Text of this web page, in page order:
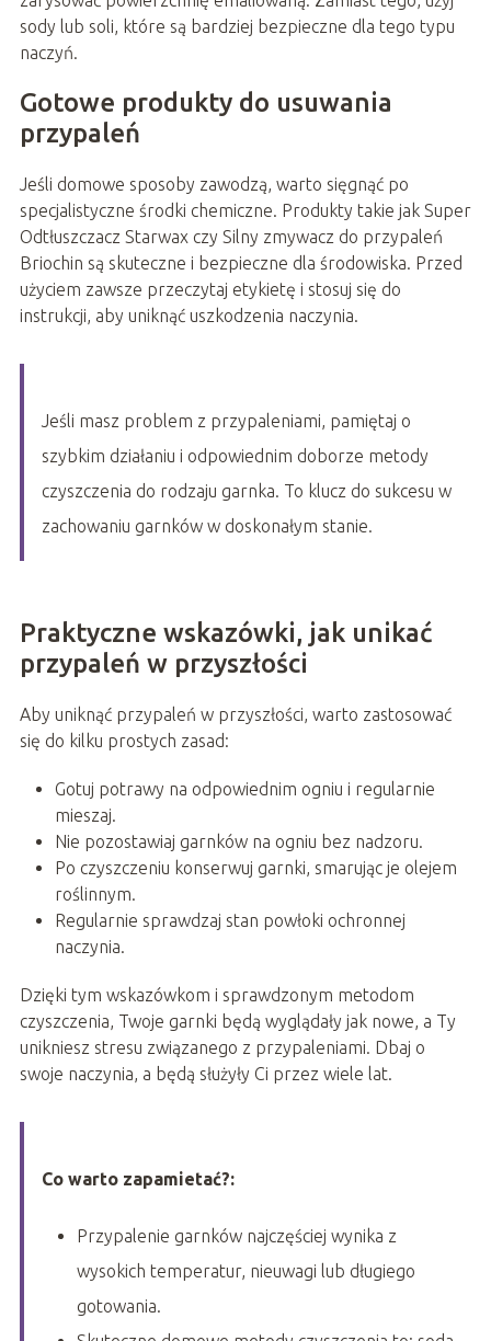
sody lub soli, które są bardziej bezpieczne dla tego typu
naczyń.
Gotowe produkty do usuwania
przypaleń
Jeśli domowe sposoby zawodzą, warto sięgnąć po
specjalistyczne środki chemiczne. Produkty takie jak Super
Odtłuszczacz Starwax czy Silny zmywacz do przypaleń
Briochin są skuteczne i bezpieczne dla środowiska. Przed
użyciem zawsze przeczytaj etykietę i stosuj się do
instrukcji, aby uniknąć uszkodzenia naczynia.
Jeśli masz problem z przypaleniami, pamiętaj o
szybkim działaniu i odpowiednim doborze metody
czyszczenia do rodzaju garnka. To klucz do sukcesu w
zachowaniu garnków w doskonałym stanie.
Praktyczne wskazówki, jak unikać
przypaleń w przyszłości
Aby uniknąć przypaleń w przyszłości, warto zastosować
się do kilku prostych zasad:
Gotuj potrawy na odpowiednim ogniu i regularnie
mieszaj.
Nie pozostawiaj garnków na ogniu bez nadzoru.
Po czyszczeniu konserwuj garnki, smarując je olejem
roślinnym.
Regularnie sprawdzaj stan powłoki ochronnej
naczynia.
Dzięki tym wskazówkom i sprawdzonym metodom
czyszczenia, Twoje garnki będą wyglądały jak nowe, a Ty
unikniesz stresu związanego z przypaleniami. Dbaj o
swoje naczynia, a będą służyły Ci przez wiele lat.
Co warto zapamietać?:
Przypalenie garnków najczęściej wynika z
wysokich temperatur, nieuwagi lub długiego
gotowania.